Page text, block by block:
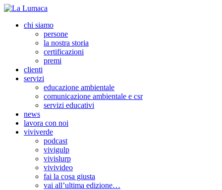
chi siamo
persone
la nostra storia
certificazioni
premi
clienti
servizi
educazione ambientale
comunicazione ambientale e csr
servizi educativi
news
lavora con noi
viviverde
podcast
vivigulp
vivislurp
vivivideo
fai la cosa giusta
vai all’ultima edizione…